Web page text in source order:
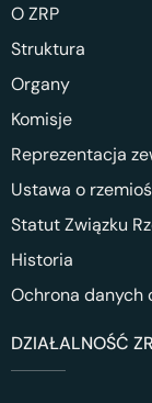
O ZRP
Struktura
Organy
Komisje
Reprezentacja
Ustawa o
Statut Związku
Historia
Ochrona danych
DZIAŁALNOŚĆ